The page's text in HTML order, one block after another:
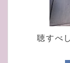
聴すべ